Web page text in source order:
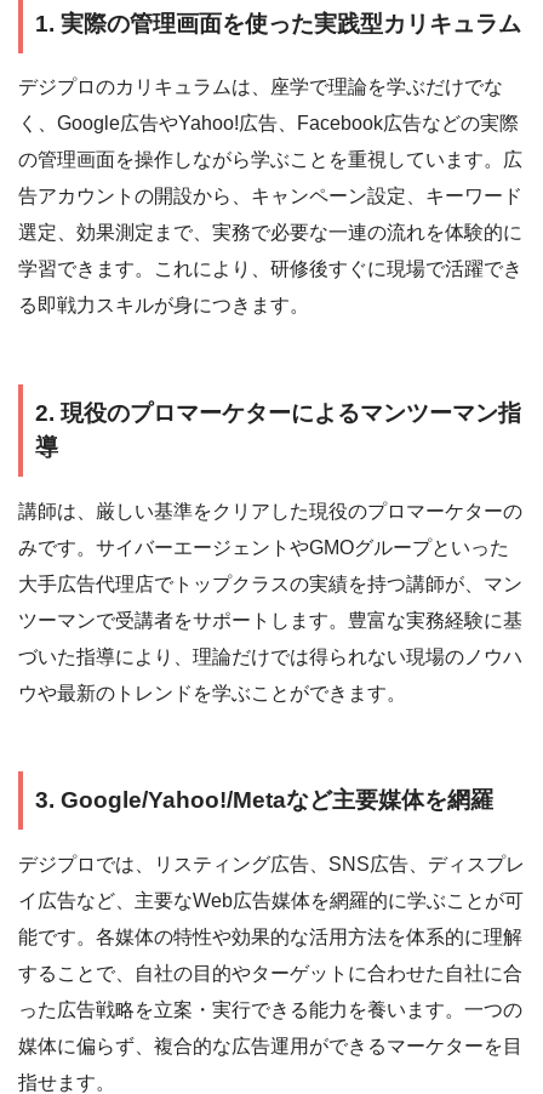
1. 実際の管理画面を使った実践型カリキュラム
デジプロのカリキュラムは、座学で理論を学ぶだけでな
く、Google広告やYahoo!広告、Facebook広告などの実際
の管理画面を操作しながら学ぶことを重視しています。広
告アカウントの開設から、キャンペーン設定、キーワード
選定、効果測定まで、実務で必要な一連の流れを体験的に
学習できます。これにより、研修後すぐに現場で活躍でき
る即戦力スキルが身につきます。
2. 現役のプロマーケターによるマンツーマン指
導
講師は、厳しい基準をクリアした現役のプロマーケターの
みです。サイバーエージェントやGMOグループといった
大手広告代理店でトップクラスの実績を持つ講師が、マン
ツーマンで受講者をサポートします。豊富な実務経験に基
づいた指導により、理論だけでは得られない現場のノウハ
ウや最新のトレンドを学ぶことができます。
3. Google/Yahoo!/Metaなど主要媒体を網羅
デジプロでは、リスティング広告、SNS広告、ディスプレ
イ広告など、主要なWeb広告媒体を網羅的に学ぶことが可
能です。各媒体の特性や効果的な活用方法を体系的に理解
することで、自社の目的やターゲットに合わせた自社に合
った広告戦略を立案・実行できる能力を養います。一つの
媒体に偏らず、複合的な広告運用ができるマーケターを目
指せます。